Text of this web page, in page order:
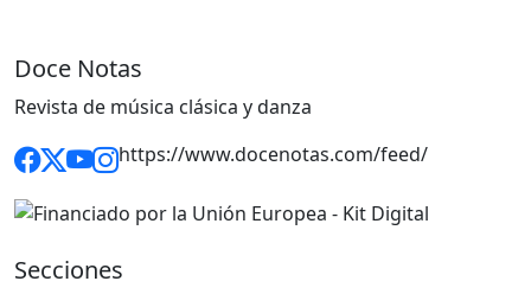
Doce Notas
Revista de música clásica y danza
https://www.docenotas.com/feed/
Secciones